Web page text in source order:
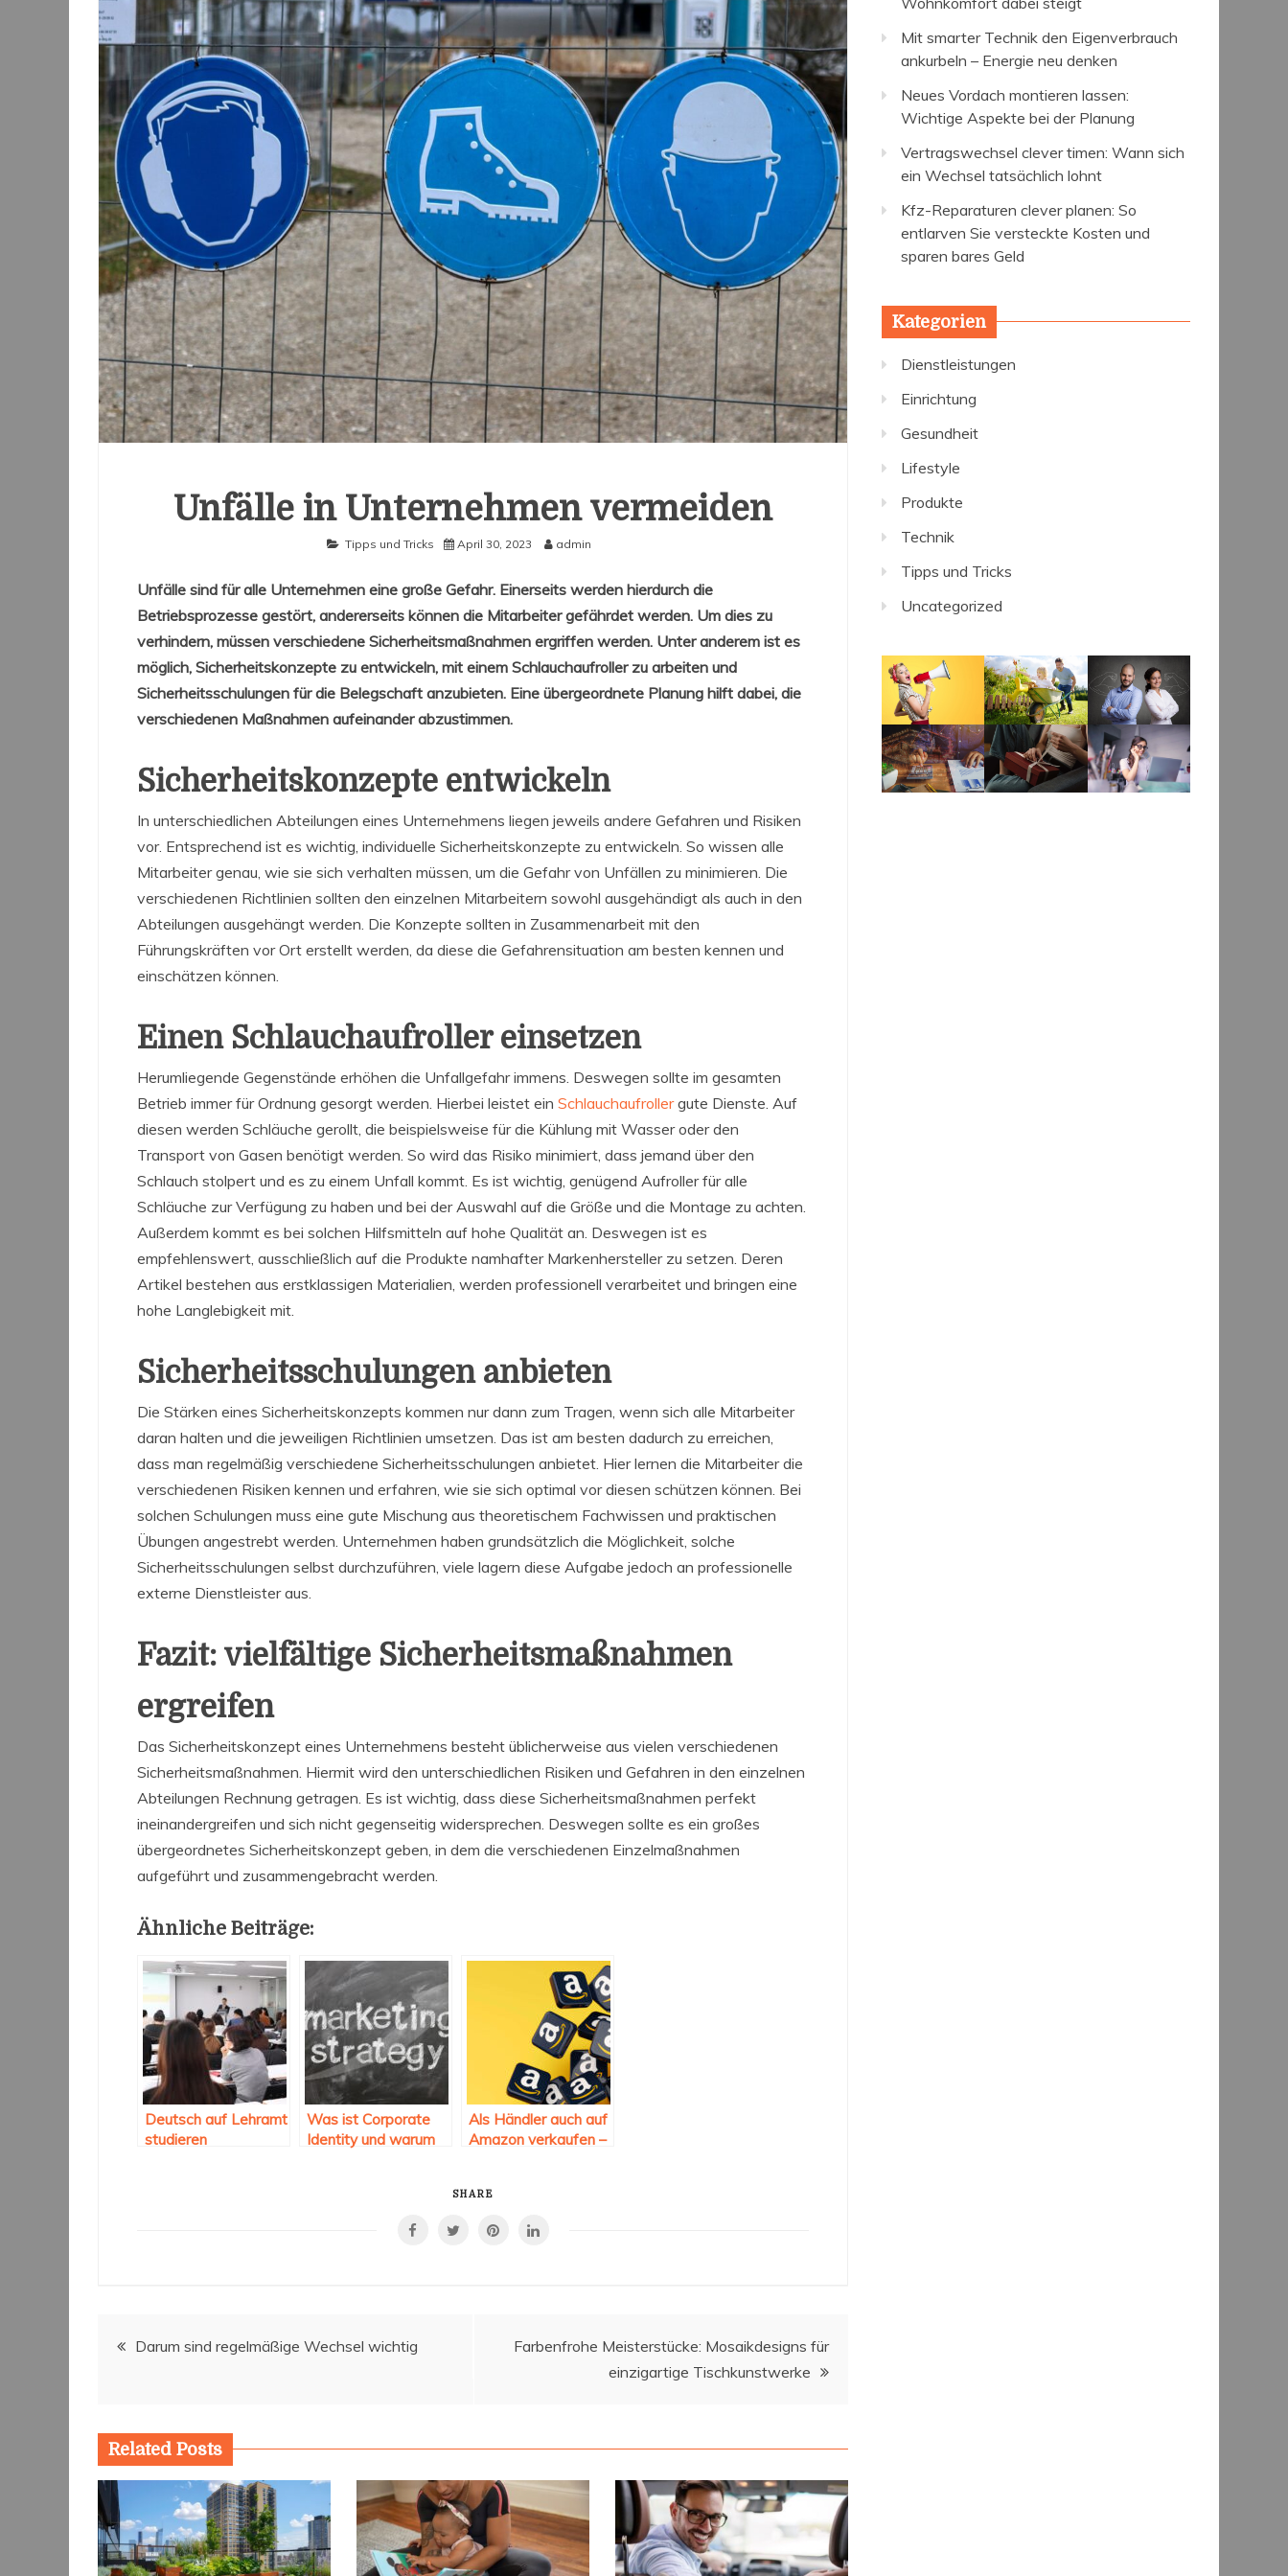
Unfälle in Unternehmen vermeiden
Tipps und Tricks April 30, 2023 admin
Unfälle sind für alle Unternehmen eine große Gefahr. Einerseits werden hierdurch die
Betriebsprozesse gestört, andererseits können die Mitarbeiter gefährdet werden. Um dies zu
verhindern, müssen verschiedene Sicherheitsmaßnahmen ergriffen werden. Unter anderem ist es
möglich, Sicherheitskonzepte zu entwickeln, mit einem Schlauchaufroller zu arbeiten und
Sicherheitsschulungen für die Belegschaft anzubieten. Eine übergeordnete Planung hilft dabei, die
verschiedenen Maßnahmen aufeinander abzustimmen.
Sicherheitskonzepte entwickeln
In unterschiedlichen Abteilungen eines Unternehmens liegen jeweils andere Gefahren und Risiken
vor. Entsprechend ist es wichtig, individuelle Sicherheitskonzepte zu entwickeln. So wissen alle
Mitarbeiter genau, wie sie sich verhalten müssen, um die Gefahr von Unfällen zu minimieren. Die
verschiedenen Richtlinien sollten den einzelnen Mitarbeitern sowohl ausgehändigt als auch in den
Abteilungen ausgehängt werden. Die Konzepte sollten in Zusammenarbeit mit den
Führungskräften vor Ort erstellt werden, da diese die Gefahrensituation am besten kennen und
einschätzen können.
Einen Schlauchaufroller einsetzen
Herumliegende Gegenstände erhöhen die Unfallgefahr immens. Deswegen sollte im gesamten
Betrieb immer für Ordnung gesorgt werden. Hierbei leistet ein Schlauchaufrollergute Dienste. Auf
diesen werden Schläuche gerollt, die beispielsweise für die Kühlung mit Wasser oder den
Transport von Gasen benötigt werden. So wird das Risiko minimiert, dass jemand über den
Schlauch stolpert und es zu einem Unfall kommt. Es ist wichtig, genügend Aufroller für alle
Schläuche zur Verfügung zu haben und bei der Auswahl auf die Größe und die Montage zu achten.
Außerdem kommt es bei solchen Hilfsmitteln auf hohe Qualität an. Deswegen ist es
empfehlenswert, ausschließlich auf die Produkte namhafter Markenhersteller zu setzen. Deren
Artikel bestehen aus erstklassigen Materialien, werden professionell verarbeitet und bringen eine
hohe Langlebigkeit mit.
Sicherheitsschulungen anbieten
Die Stärken eines Sicherheitskonzepts kommen nur dann zum Tragen, wenn sich alle Mitarbeiter
daran halten und die jeweiligen Richtlinien umsetzen. Das ist am besten dadurch zu erreichen,
dass man regelmäßig verschiedene Sicherheitsschulungen anbietet. Hier lernen die Mitarbeiter die
verschiedenen Risiken kennen und erfahren, wie sie sich optimal vor diesen schützen können. Bei
solchen Schulungen muss eine gute Mischung aus theoretischem Fachwissen und praktischen
Übungen angestrebt werden. Unternehmen haben grundsätzlich die Möglichkeit, solche
Sicherheitsschulungen selbst durchzuführen, viele lagern diese Aufgabe jedoch an professionelle
externe Dienstleister aus.
Fazit: vielfältige Sicherheitsmaßnahmen
ergreifen
Das Sicherheitskonzept eines Unternehmens besteht üblicherweise aus vielen verschiedenen
Sicherheitsmaßnahmen. Hiermit wird den unterschiedlichen Risiken und Gefahren in den einzelnen
Abteilungen Rechnung getragen. Es ist wichtig, dass diese Sicherheitsmaßnahmen perfekt
ineinandergreifen und sich nicht gegenseitig widersprechen. Deswegen sollte es ein großes
übergeordnetes Sicherheitskonzept geben, in dem die verschiedenen Einzelmaßnahmen
aufgeführt und zusammengebracht werden.
Ähnliche Beiträge:
Deutsch auf Lehramt
studieren
Was ist Corporate
Identity und warum
Als Händler auch auf
Amazon verkaufen –
SHARE
Beitragsnavigation
Darum sind regelmäßige Wechsel wichtig
Farbenfrohe Meisterstücke: Mosaikdesigns für
einzigartige Tischkunstwerke
Related Posts
Mit smarter Technik den Eigenverbrauch
ankurbeln – Energie neu denken
Neues Vordach montieren lassen:
Wichtige Aspekte bei der Planung
Vertragswechsel clever timen: Wann sich
ein Wechsel tatsächlich lohnt
Kfz-Reparaturen clever planen: So
entlarven Sie versteckte Kosten und
sparen bares Geld
Kategorien
Dienstleistungen
Einrichtung
Gesundheit
Lifestyle
Produkte
Technik
Tipps und Tricks
Uncategorized